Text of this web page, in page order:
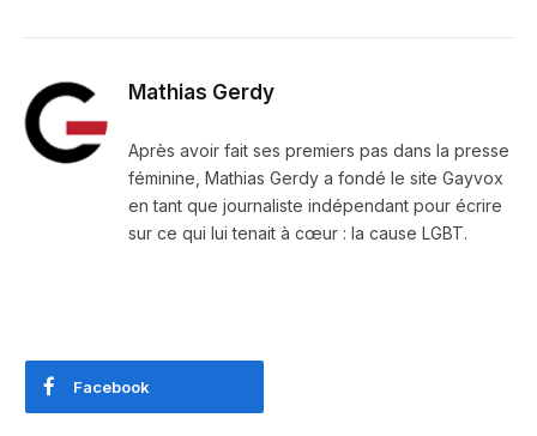
Mathias Gerdy
Après avoir fait ses premiers pas dans la presse
féminine, Mathias Gerdy a fondé le site Gayvox
en tant que journaliste indépendant pour écrire
sur ce qui lui tenait à cœur : la cause LGBT.
Facebook